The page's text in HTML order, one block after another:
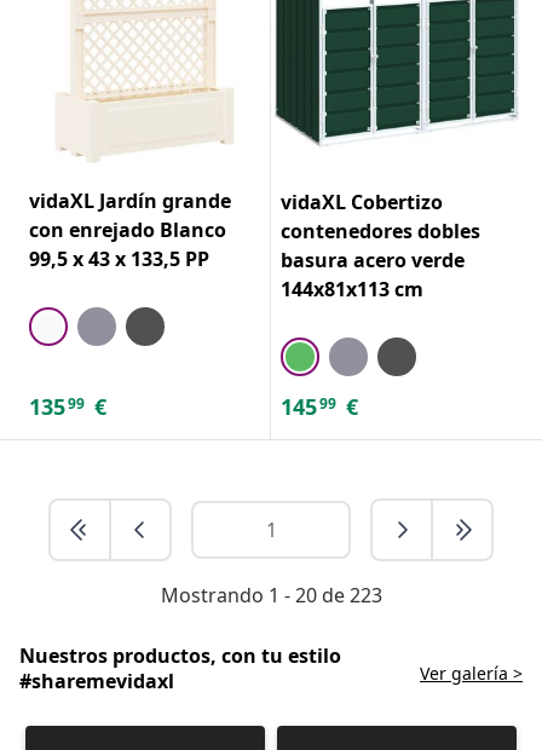
vidaXL Jardín grande
con enrejado Blanco
99,5 x 43 x 133,5 PP
13599 €
vidaXL Cobertizo
contenedores dobles
basura acero verde
144x81x113 cm
14599 €
Mostrando 1 - 20 de 223
Nuestros productos, con tu estilo
#sharemevidaxl
Ver galería >